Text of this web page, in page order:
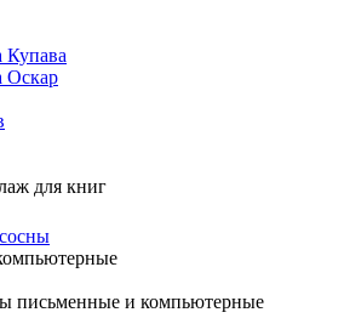
Купава
Оскар
для книг
письменные и компьютерные